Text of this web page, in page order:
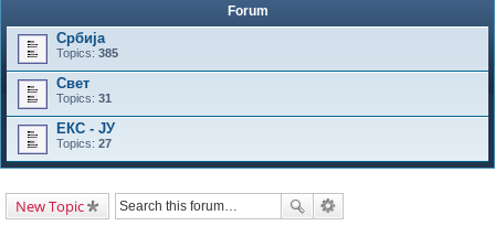
Forum
Србија
Topics: 385
Свет
Topics: 31
ЕКС - ЈУ
Topics: 27
New Topic